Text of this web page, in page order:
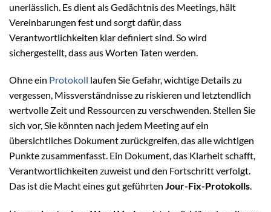
unerlässlich. Es dient als Gedächtnis des Meetings, hält
Vereinbarungen fest und sorgt dafür, dass
Verantwortlichkeiten klar definiert sind. So wird
sichergestellt, dass aus Worten Taten werden.
Ohne ein Protokoll laufen Sie Gefahr, wichtige Details zu
vergessen, Missverständnisse zu riskieren und letztendlich
wertvolle Zeit und Ressourcen zu verschwenden. Stellen Sie
sich vor, Sie könnten nach jedem Meeting auf ein
übersichtliches Dokument zurückgreifen, das alle wichtigen
Punkte zusammenfasst. Ein Dokument, das Klarheit schafft,
Verantwortlichkeiten zuweist und den Fortschritt verfolgt.
Das ist die Macht eines gut geführten Jour-Fix-Protokolls.